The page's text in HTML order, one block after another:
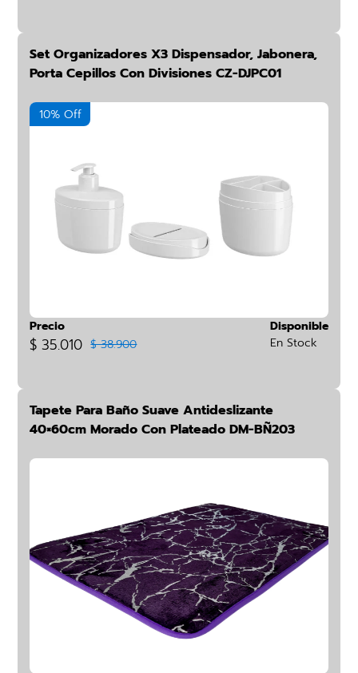
Set Organizadores X3 Dispensador, Jabonera,
Porta Cepillos Con Divisiones CZ-DJPC01
10% Off
Precio
$ 35.010 $ 38.900
Disponible
En Stock
Tapete Para Baño Suave Antideslizante
40×60cm Morado Con Plateado DM-BÑ203